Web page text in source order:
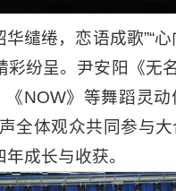
缱绻，恋语成歌”“
纷呈。尹安阳《无
NOW》等舞蹈灵
全体观众共同参与
成长与收获。